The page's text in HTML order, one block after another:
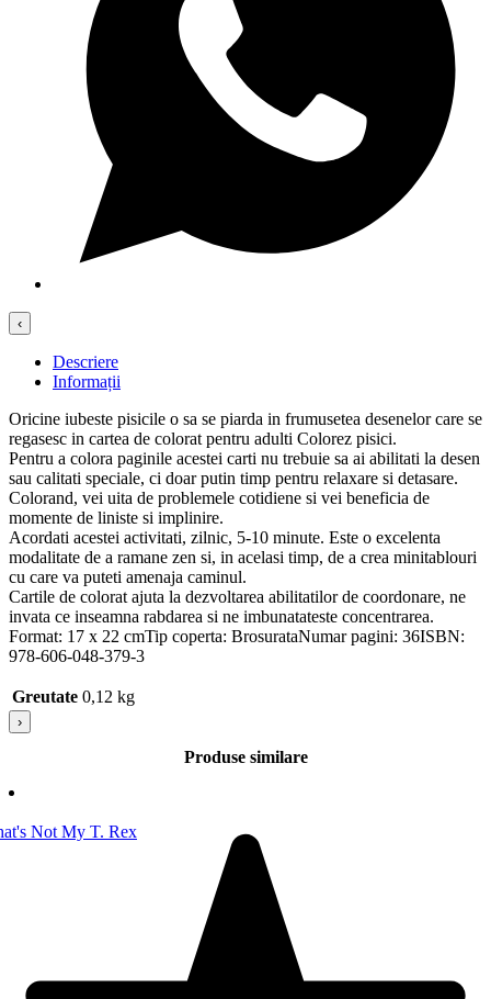
‹
Descriere
Informații
Oricine iubeste pisicile o sa se piarda in frumusetea desenelor care se
regasesc in cartea de colorat pentru adulti Colorez pisici.
Pentru a colora paginile acestei carti nu trebuie sa ai abilitati la desen
sau calitati speciale, ci doar putin timp pentru relaxare si detasare.
Colorand, vei uita de problemele cotidiene si vei beneficia de
momente de liniste si implinire.
Acordati acestei activitati, zilnic, 5-10 minute. Este o excelenta
modalitate de a ramane zen si, in acelasi timp, de a crea minitablouri
cu care va puteti amenaja caminul.
Cartile de colorat ajuta la dezvoltarea abilitatilor de coordonare, ne
invata ce inseamna rabdarea si ne imbunatateste concentrarea.
Format: 17 x 22 cmTip coperta: BrosurataNumar pagini: 36ISBN:
978-606-048-379-3
Greutate 0,12 kg
›
Produse similare